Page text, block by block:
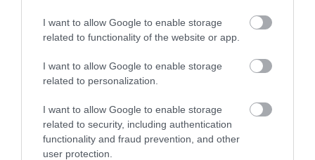
I want to allow Google to enable storage
related to functionality of the website or app.
I want to allow Google to enable storage
related to personalization.
I want to allow Google to enable storage
related to security, including authentication
functionality and fraud prevention, and other
user protection.
Νέα τραγωδία σε παραλία της
09.08.2026 | 15:40
Market Pass: Νέος κύκλος από το
φθινόπωρο του 2026 – Πότε
αναμένονται οι πληρωμές
09.08.2026 | 15:20
Όλες οι τελευταίες ειδήσεις